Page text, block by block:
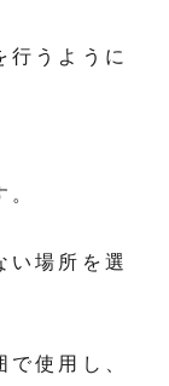
行うように
い場所を選
使用し、